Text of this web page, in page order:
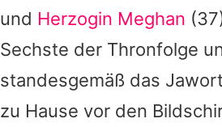
und Herzogin Meghan
Sechste der Thronfolge
standesgemäß das
zu Hause vor den